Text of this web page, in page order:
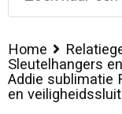
Home
Sleutelhangers
Addie sublimatie
en